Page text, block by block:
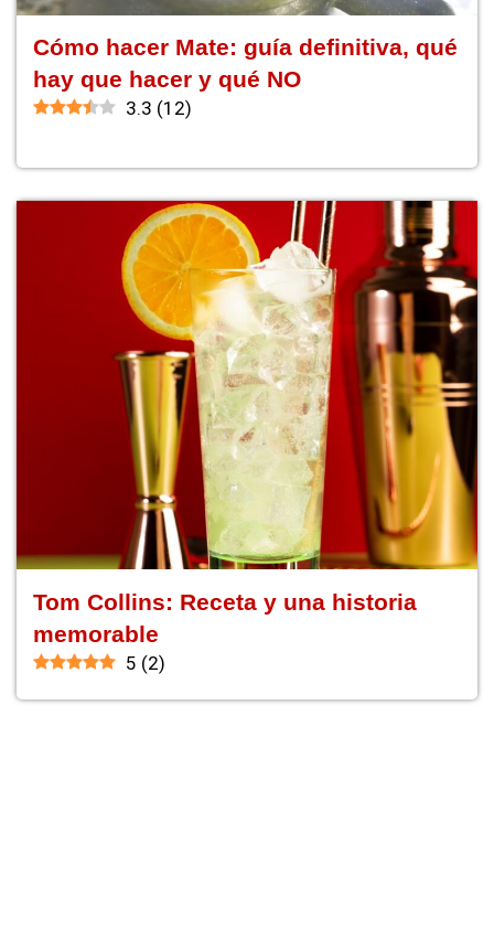
Cómo hacer Mate: guía definitiva, qué
hay que hacer y qué NO
3.3 (12)
Tom Collins: Receta y una historia
memorable
5 (2)